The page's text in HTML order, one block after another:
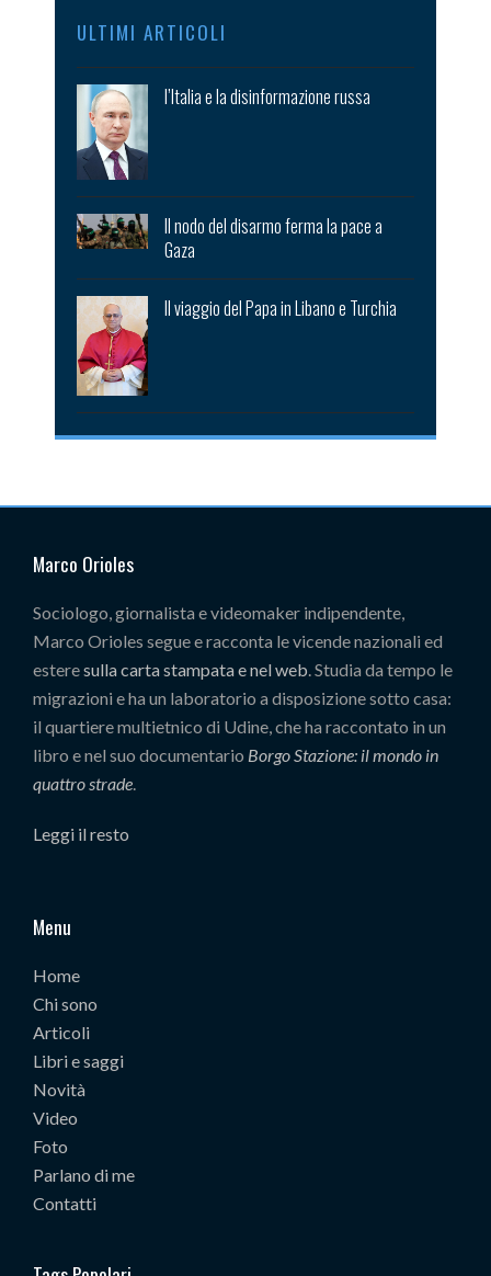
ULTIMI ARTICOLI
l’Italia e la disinformazione russa
Il nodo del disarmo ferma la pace a
Gaza
Il viaggio del Papa in Libano e Turchia
Marco Orioles
Sociologo, giornalista e videomaker indipendente,
Marco Orioles segue e racconta le vicende nazionali ed
esteresulla carta stampata e nel web . Studia da tempo le
migrazioni e ha un laboratorio a disposizione sotto casa:
il quartiere multietnico di Udine, che ha raccontato in un
libro e nel suo documentario Borgo Stazione: il mondo in
quattro strade
Leggi il resto
Menu
Home
Chi sono
Articoli
Libri e saggi
Novità
Video
Foto
Parlano di me
Contatti